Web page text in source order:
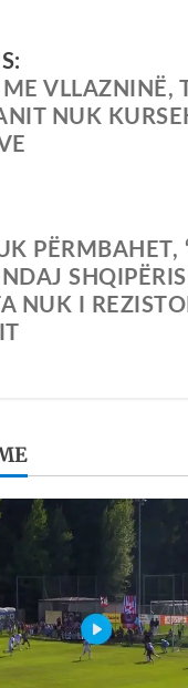
VLLAZNINË,
NUK
PËRMBAHET,
NUK I REZISTOI